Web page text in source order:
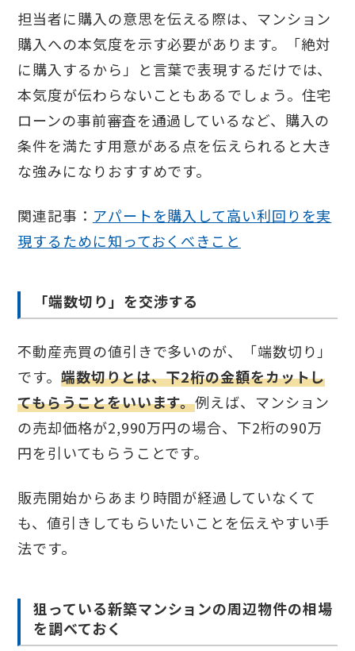
担当者に購入の意思を伝える際は、マンション
購入への本気度を示す必要があります。「絶対
に購入するから」と言葉で表現するだけでは、
本気度が伝わらないこともあるでしょう。住宅
ローンの事前審査を通過しているなど、購入の
条件を満たす用意がある点を伝えられると大き
な強みになりおすすめです。
関連記事： アパートを購入して高い利回りを実
現するために知っておくべきこと
「端数切り」を交渉する
不動産売買の値引きで多いのが、「端数切り」
です。端数切りとは、下2桁の金額をカットし
てもらうことをいいます。例えば、マンション
の売却価格が2,990万円の場合、下2桁の90万
円を引いてもらうことです。
販売開始からあまり時間が経過していなくて
も、値引きしてもらいたいことを伝えやすい手
法です。
狙っている新築マンションの周辺物件の相場
を調べておく